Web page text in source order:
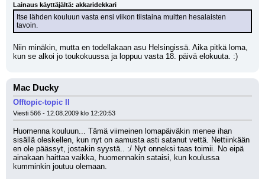
Lainaus käyttäjältä: akkaridekkari
Itse lähden kouluun vasta ensi viikon tiistaina muitten hesalaisten
tavoin.
Niin minäkin, mutta en todellakaan asu Helsingissä. Aika pitkä loma,
kun se alkoi jo toukokuussa ja loppuu vasta 18. päivä elokuuta. :)
Mac Ducky
Offtopic-topic II
Viesti 566 - 12.08.2009 klo 12:20:53
Huomenna kouluun... Tämä viimeinen lomapäiväkin menee ihan
sisällä oleskellen, kun nyt on aamusta asti satanut vettä. Nettiinkään
en ole päässyt, jostakin syystä.. :/ Nyt onneksi taas toimii. No eipä
ainakaan haittaa vaikka, huomennakin sataisi, kun koulussa
kumminkin joutuu olemaan.